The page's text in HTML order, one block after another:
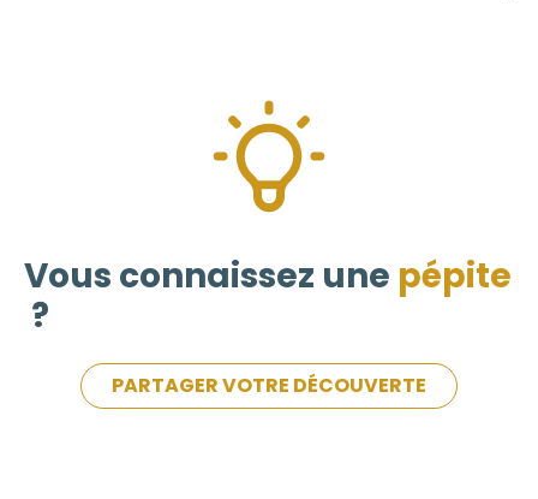
Vous connaissez une pépite
?
PARTAGER VOTRE DÉCOUVERTE